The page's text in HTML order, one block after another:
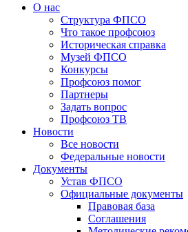
О нас
Структура ФПСО
Что такое профсоюз
Историческая справка
Музей ФПСО
Конкурсы
Профсоюз помог
Партнеры
Задать вопрос
Профсоюз ТВ
Новости
Все новости
Федеральные новости
Документы
Устав ФПСО
Официальные документы
Правовая база
Соглашения